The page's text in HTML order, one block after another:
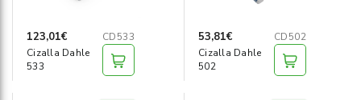
Servicios generales ›
123,01€
CD533
Cizalla Dahle
533
53,81€
CD502
Cizalla Dahle
502